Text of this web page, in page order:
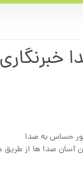
کاربری
حساس به صدا
16 گیگ ، شنیدن آسان صدا